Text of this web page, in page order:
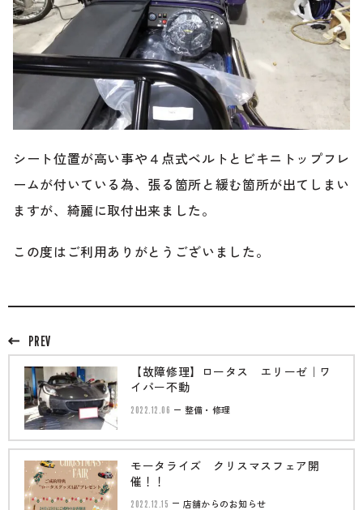
シート位置が高い事や４点式ベルトとビキニトップフレ
ームが付いている為、張る箇所と緩む箇所が出てしまい
ますが、綺麗に取付出来ました。
この度はご利用ありがとうございました。
PREV
【故障修理】ロータス エリーゼ｜ワ
イパー不動
2022.12.06 整備・修理
モータライズ クリスマスフェア開
催！！
2022.12.15 店舗からのお知らせ